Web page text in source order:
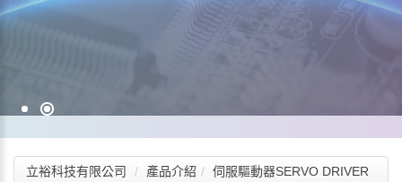
立裕科技有限公司 產品介紹
伺服驅動器SERVO DRIVER